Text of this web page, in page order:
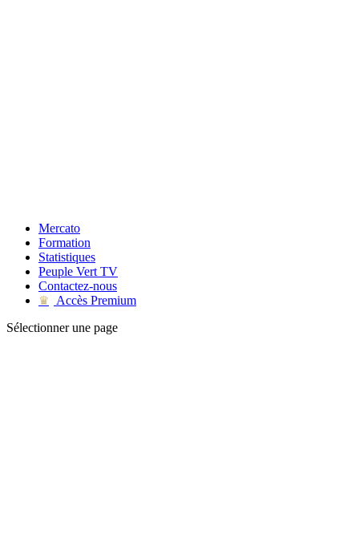
Mercato
Formation
Statistiques
Peuple Vert TV
Contactez-nous
♛
Accès Premium
Sélectionner une page